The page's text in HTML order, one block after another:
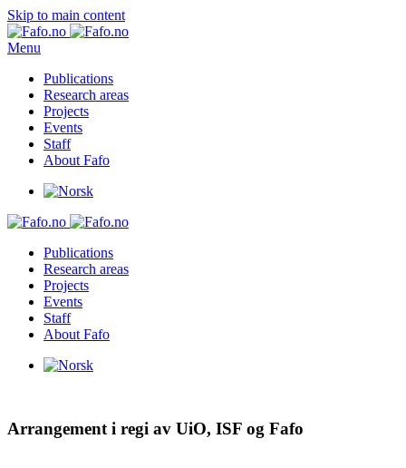
Skip to main content
Menu
Publications
Research areas
Projects
Events
Staff
About Fafo
Publications
Research areas
Projects
Events
Staff
About Fafo
Arrangement i regi av UiO, ISF og Fafo